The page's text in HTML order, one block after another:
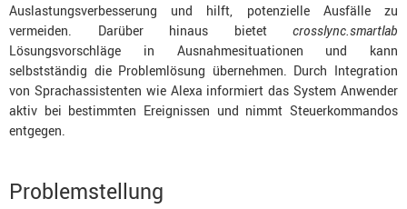
Auslastungsverbesserung und hilft, potenzielle Ausfälle zu
vermeiden. Darüber hinaus bietet crosslync.smartlab
Lösungsvorschläge in Ausnahmesituationen und kann
selbstständig die Problemlösung übernehmen. Durch Integration
von Sprachassistenten wie Alexa informiert das System Anwender
aktiv bei bestimmten Ereignissen und nimmt Steuerkommandos
entgegen.
Problemstellung